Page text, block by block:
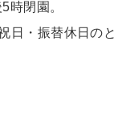
時閉園。
・振替休日のと